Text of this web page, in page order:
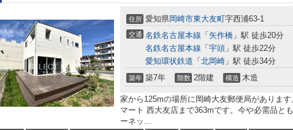
住所 愛知県岡崎市東大友町字西浦63-1
交通 名鉄名古屋本線 「 矢作橋 」駅 徒歩20分
名鉄名古屋本線 「 宇頭 」駅 徒歩22分
愛知環状鉄道 「 北岡崎 」駅 徒歩34分
築年 築7年 階数 2階建 構造 木造
家から125mの場所に岡崎大友郵便局がありま
マート 西大友店まで363mです。今や必需品と
ーネッ...